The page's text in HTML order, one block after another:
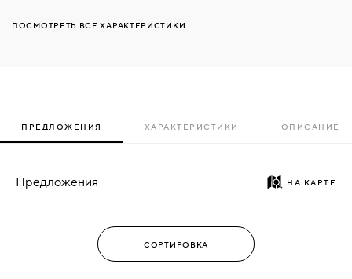
ПОСМОТРЕТЬ ВСЕ ХАРАКТЕРИСТИКИ
ПРЕДЛОЖЕНИЯ ХАРАКТЕРИСТИКИ ОПИСАНИЕ
Предложения НА КАРТЕ